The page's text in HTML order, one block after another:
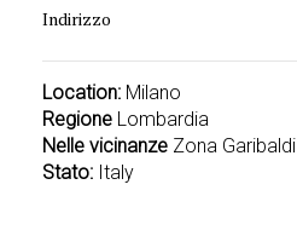
Indirizzo
Location: Milano
Regione Lombardia
Nelle vicinanze Zona Garibaldi
Stato: Italy